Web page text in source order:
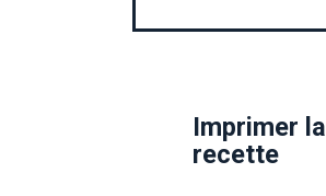
Imprimer la
recette